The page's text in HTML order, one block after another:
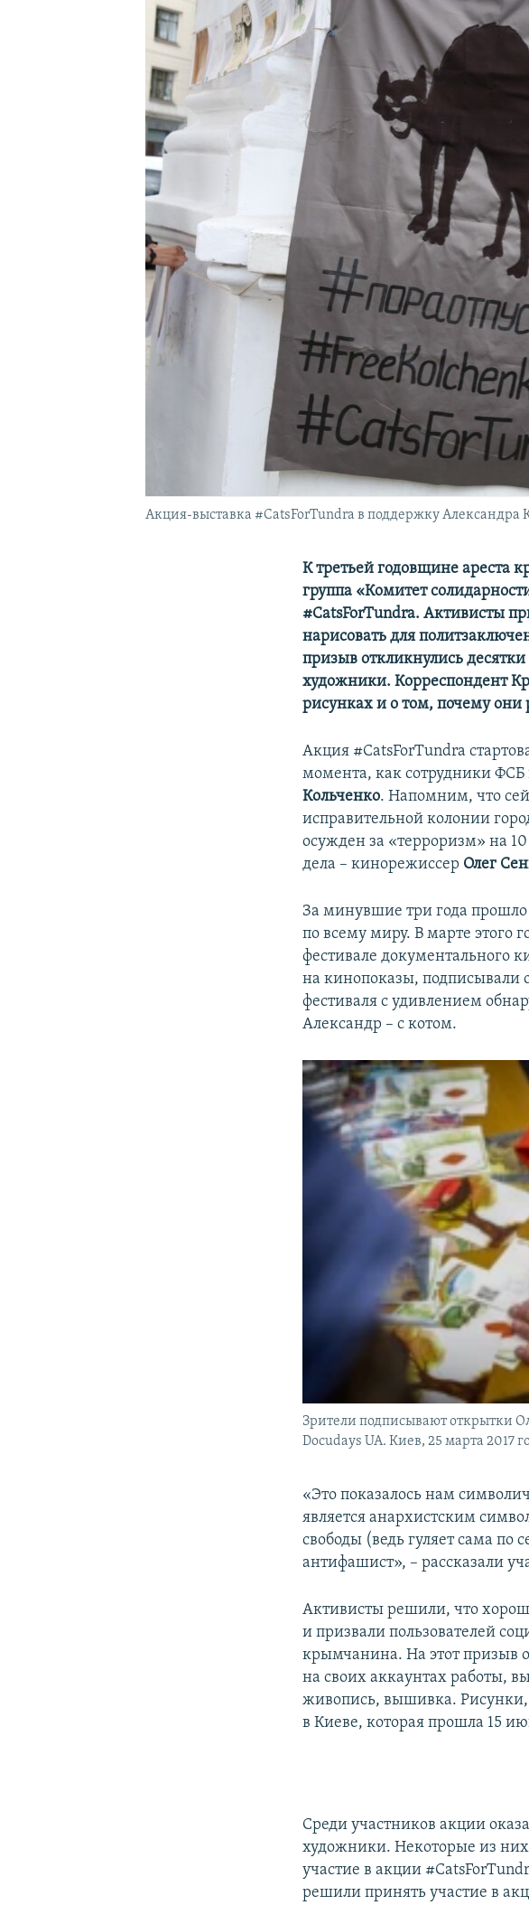
КРЫМ.НЕПОКОРЕННЫЙ
УКРАИНСКАЯ ПРОБЛЕМА КРЫМА
Акция-выставка #CatsForTundra в поддержку Александра
К третьей годовщине ареста
группа «Комитет
#CatsForTundra. Активисты
нарисовать для
призыв откликнулись
художники. Корреспондент
рисунках и о том, почему
Акция #CatsForTundra
момента, как сотрудники
Кольченко. Напомним, что
исправительной колонии
осужден за «терроризм» на
дела – кинорежиссер Олег
За минувшие три года
по всему миру. В марте этого
фестивале документального
на кинопоказы, подписывали
фестиваля с удивлением
Александр – с котом.
Зрители подписывают открытки
Docudays UA. Киев, 25 марта 2017
​«Это показалось нам
является анархистским
свободы (ведь гуляет сама по
антифашист», – рассказали
Активисты решили, что
и призвали пользователей
крымчанина. На этот призыв
на своих аккаунтах работы,
живопись, вышивка. Рисунки,
в Киеве, которая прошла 15
Среди участников акции
художники. Некоторые из
участие в акции
решили принять участие в